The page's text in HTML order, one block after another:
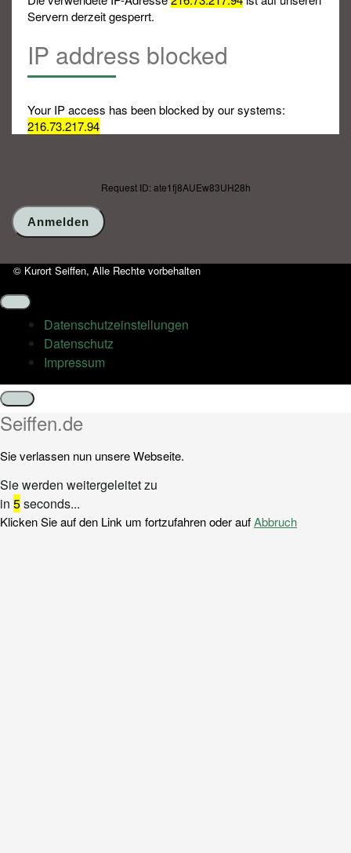
Servern derzeit gesperrt.
IP address blocked
Your IP access has been blocked by our systems:
216.73.217.94
Request ID: ate1fj8AUEw83UH28h
© Kurort Seiffen, Alle Rechte vorbehalten
Datenschutz­einstellungen
Datenschutz
Impressum
Schließen
Seiffen.de
Sie verlassen nun unsere Webseite.
Sie werden weitergeleitet zu
in 5seconds...
Klicken Sie auf den Link um fortzufahren oder aufAbbruch